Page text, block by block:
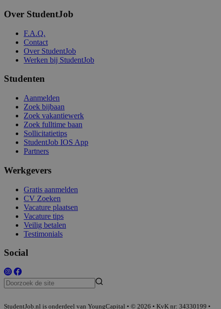
Over StudentJob
F.A.Q.
Contact
Over StudentJob
Werken bij StudentJob
Studenten
Aanmelden
Zoek bijbaan
Zoek vakantiewerk
Zoek fulltime baan
Sollicitatietips
StudentJob IOS App
Partners
Werkgevers
Gratis aanmelden
CV Zoeken
Vacature plaatsen
Vacature tips
Veilig betalen
Testimonials
Social
StudentJob.nl is onderdeel van YoungCapital • © 2026 • KvK nr: 34330199 •